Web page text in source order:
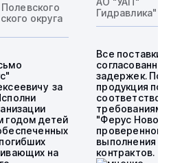
Полевского
округа
за
годом детей
на
Гидравлика"
Все поставки
задержек.
продукция
требованиям.
"Ферус
проверенного
выполнения
контрактов.